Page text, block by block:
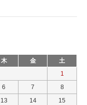
木 金 土
1
6 7
8
13 14
15